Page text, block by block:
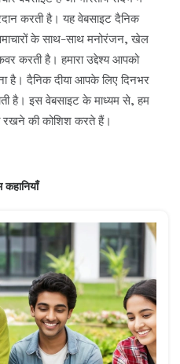
करती है। यह वेबसाइट दैनिक
समाचारों के साथ-साथ मनोरंजन, खेल
करती है। हमारा उद्देश्य आपको
है। दैनिक दीया आपके लिए दिनभर
है। इस वेबसाइट के माध्यम से, हम
रखने की कोशिश करते हैं।